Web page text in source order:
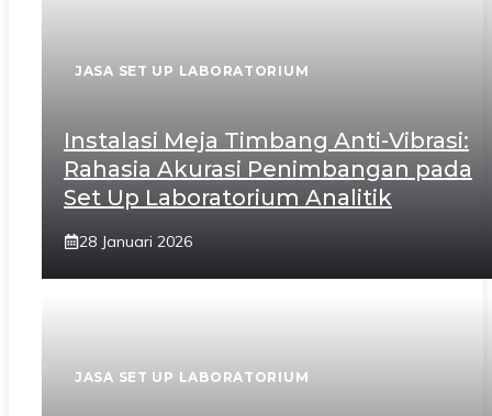
JASA SET UP LABORATORIUM
Instalasi Meja Timbang Anti-Vibrasi:
Rahasia Akurasi Penimbangan pada
Set Up Laboratorium Analitik
28 Januari 2026
JASA SET UP LABORATORIUM